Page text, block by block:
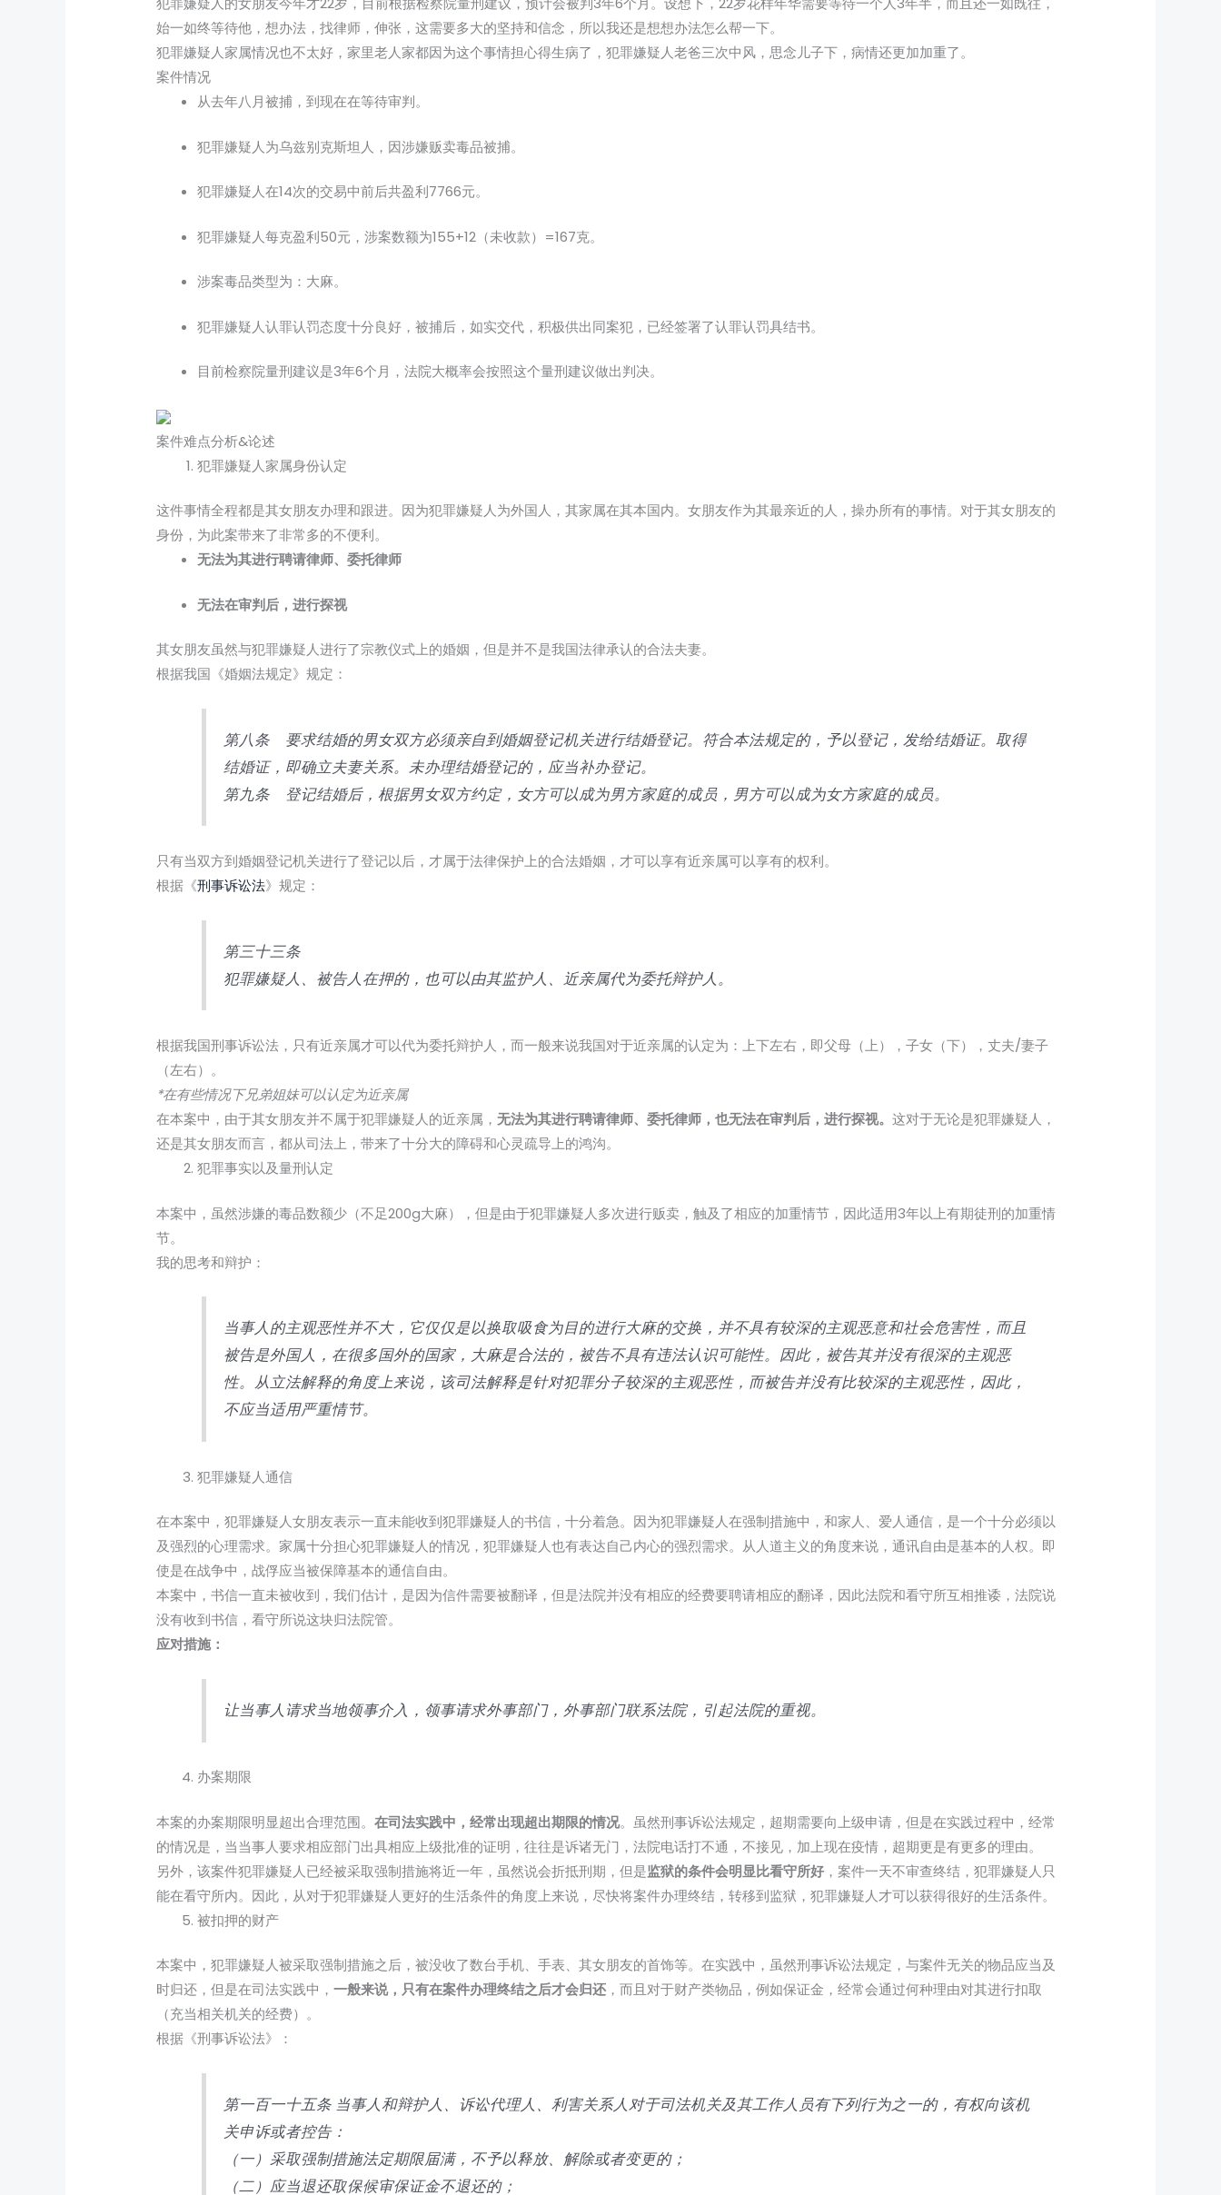
始一如终等待他，想办法，找律师，伸张，这需要多大的坚持和信念，所以我还是想想办法怎么帮一下。
犯罪嫌疑人家属情况也不太好，家里老人家都因为这个事情担心得生病了，犯罪嫌疑人老爸三次中风，思念儿子下，病情还更加加重了。
案件情况
从去年八月被捕，到现在在等待审判。
犯罪嫌疑人为乌兹别克斯坦人，因涉嫌贩卖毒品被捕。
犯罪嫌疑人在14次的交易中前后共盈利7766元。
犯罪嫌疑人每克盈利50元，涉案数额为155+12（未收款）=167克。
涉案毒品类型为：大麻。
犯罪嫌疑人认罪认罚态度十分良好，被捕后，如实交代，积极供出同案犯，已经签署了认罪认罚具结书。
目前检察院量刑建议是3年6个月，法院大概率会按照这个量刑建议做出判决。
案件难点分析&论述
犯罪嫌疑人家属身份认定
这件事情全程都是其女朋友办理和跟进。因为犯罪嫌疑人为外国人，其家属在其本国内。女朋友作为其最亲近的人，操办所有的事情。对于其女朋友的
身份，为此案带来了非常多的不便利。
无法为其进行聘请律师、委托律师
无法在审判后，进行探视
其女朋友虽然与犯罪嫌疑人进行了宗教仪式上的婚姻，但是并不是我国法律承认的合法夫妻。
根据我国《婚姻法规定》规定：
第八条 要求结婚的男女双方必须亲自到婚姻登记机关进行结婚登记。符合本法规定的，予以登记，发给结婚证。取得
结婚证，即确立夫妻关系。未办理结婚登记的，应当补办登记。
第九条 登记结婚后，根据男女双方约定，女方可以成为男方家庭的成员，男方可以成为女方家庭的成员。
只有当双方到婚姻登记机关进行了登记以后，才属于法律保护上的合法婚姻，才可以享有近亲属可以享有的权利。
根据《刑事诉讼法》规定：
第三十三条
犯罪嫌疑人、被告人在押的，也可以由其监护人、近亲属代为委托辩护人。
根据我国刑事诉讼法，只有近亲属才可以代为委托辩护人，而一般来说我国对于近亲属的认定为：上下左右，即父母（上），子女（下），丈夫/妻子
（左右）。
*在有些情况下兄弟姐妹可以认定为近亲属
在本案中，由于其女朋友并不属于犯罪嫌疑人的近亲属，无法为其进行聘请律师、委托律师，也无法在审判后，进行探视。这对于无论是犯罪嫌疑人，
还是其女朋友而言，都从司法上，带来了十分大的障碍和心灵疏导上的鸿沟。
犯罪事实以及量刑认定
本案中，虽然涉嫌的毒品数额少（不足200g大麻），但是由于犯罪嫌疑人多次进行贩卖，触及了相应的加重情节，因此适用3年以上有期徒刑的加重情
节。
我的思考和辩护：
当事人的主观恶性并不大，它仅仅是以换取吸食为目的进行大麻的交换，并不具有较深的主观恶意和社会危害性，而且
被告是外国人，在很多国外的国家，大麻是合法的，被告不具有违法认识可能性。因此，被告其并没有很深的主观恶
性。从立法解释的角度上来说，该司法解释是针对犯罪分子较深的主观恶性，而被告并没有比较深的主观恶性，因此，
不应当适用严重情节。
犯罪嫌疑人通信
在本案中，犯罪嫌疑人女朋友表示一直未能收到犯罪嫌疑人的书信，十分着急。因为犯罪嫌疑人在强制措施中，和家人、爱人通信，是一个十分必须以
及强烈的心理需求。家属十分担心犯罪嫌疑人的情况，犯罪嫌疑人也有表达自己内心的强烈需求。从人道主义的角度来说，通讯自由是基本的人权。即
使是在战争中，战俘应当被保障基本的通信自由。
本案中，书信一直未被收到，我们估计，是因为信件需要被翻译，但是法院并没有相应的经费要聘请相应的翻译，因此法院和看守所互相推诿，法院说
没有收到书信，看守所说这块归法院管。
应对措施：
让当事人请求当地领事介入，领事请求外事部门，外事部门联系法院，引起法院的重视。
办案期限
本案的办案期限明显超出合理范围。在司法实践中，经常出现超出期限的情况。虽然刑事诉讼法规定，超期需要向上级申请，但是在实践过程中，经常
的情况是，当当事人要求相应部门出具相应上级批准的证明，往往是诉诸无门，法院电话打不通，不接见，加上现在疫情，超期更是有更多的理由。
另外，该案件犯罪嫌疑人已经被采取强制措施将近一年，虽然说会折抵刑期，但是监狱的条件会明显比看守所好 ，案件一天不审查终结，犯罪嫌疑人只
能在看守所内。因此，从对于犯罪嫌疑人更好的生活条件的角度上来说，尽快将案件办理终结，转移到监狱，犯罪嫌疑人才可以获得很好的生活条件。
被扣押的财产
本案中，犯罪嫌疑人被采取强制措施之后，被没收了数台手机、手表、其女朋友的首饰等。在实践中，虽然刑事诉讼法规定，与案件无关的物品应当及
时归还，但是在司法实践中，一般来说，只有在案件办理终结之后才会归还 ，而且对于财产类物品，例如保证金，经常会通过何种理由对其进行扣取
（充当相关机关的经费）。
根据《刑事诉讼法》：
第一百一十五条 当事人和辩护人、诉讼代理人、利害关系人对于司法机关及其工作人员有下列行为之一的，有权向该机
关申诉或者控告：
（一）采取强制措施法定期限届满，不予以释放、解除或者变更的；
（二）应当退还取保候审保证金不退还的；